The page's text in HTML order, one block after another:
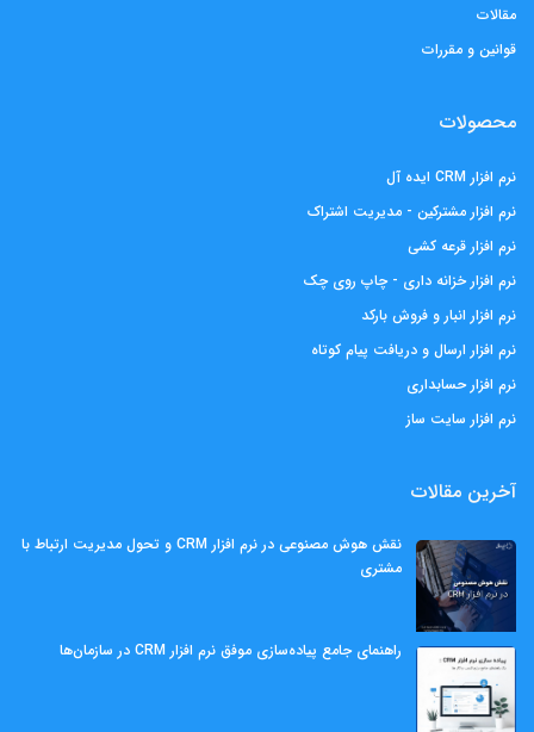
مقالات
قوانین و مقررات
محصولات
نرم افزار CRM ایده آل
نرم افزار مشترکین - مدیریت اشتراک
نرم افزار قرعه کشی
نرم افزار خزانه داری - چاپ روی چک
نرم افزار انبار و فروش بارکد
نرم افزار ارسال و دریافت پیام کوتاه
نرم افزار حسابداری
نرم افزار سایت ساز
آخرین مقالات
نقش هوش مصنوعی در نرم افزار CRM و تحول مدیریت ارتباط با
مشتری
راهنمای جامع پیاده‌سازی موفق نرم افزار CRM در سازمان‌ها